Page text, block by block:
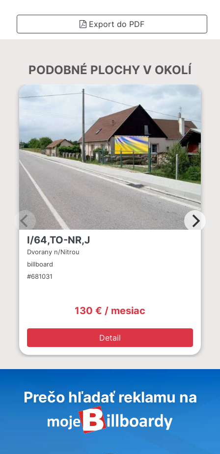
Export do PDF
PODOBNÉ PLOCHY V OKOLÍ
I/64,TO-NR,J
Dvorany n/Nitrou
billboard
#681031
130 € / mesiac
Detail
Prečo hľadať reklamu na